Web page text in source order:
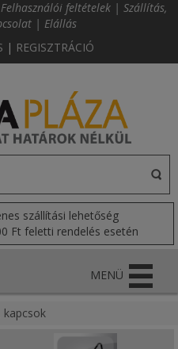
Felhasználói feltételek | Szállítás,
| Elállás
| REGISZTRÁCIÓ
szállítási lehetőség
Ft feletti rendelés esetén
MENÜ
kapcsok